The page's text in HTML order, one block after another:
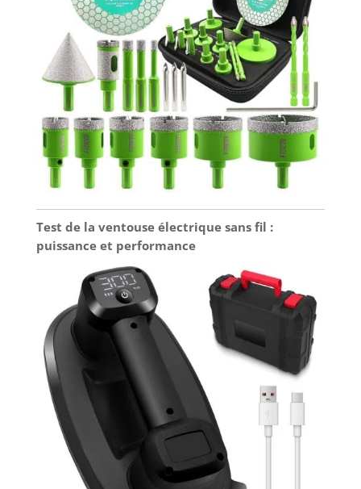
Test de la ventouse électrique sans fil :
puissance et performance